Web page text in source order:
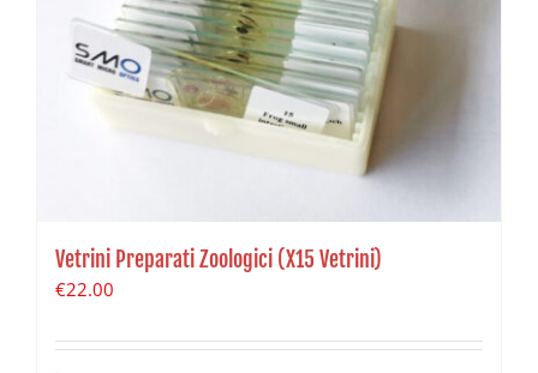
Vetrini Preparati Zoologici (X15 Vetrini)
€22.00